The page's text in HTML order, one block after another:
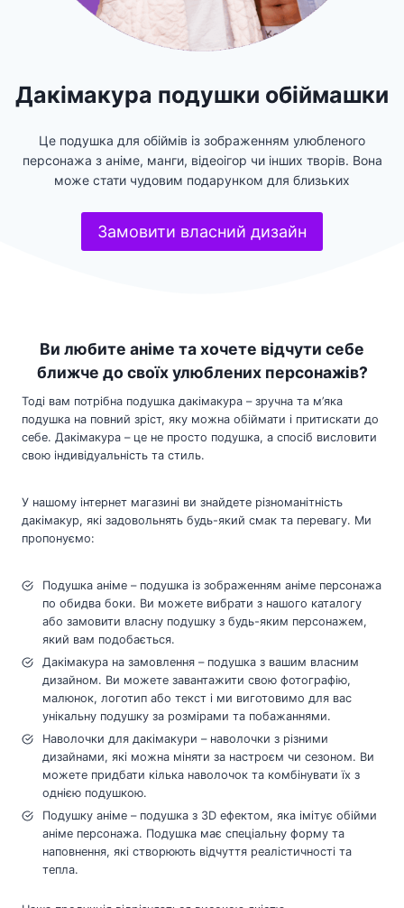
Дакімакура подушки обіймашки
Це подушка для обіймів із зображенням улюбленого
персонажа з аніме, манги, відеоігор чи інших творів. Вона
може стати чудовим подарунком для близьких
Замовити власний дизайн
Ви любите аніме та хочете відчути себе
ближче до своїх улюблених персонажів?
Тоді вам потрібна подушка дакімакура – зручна та м’яка
подушка на повний зріст, яку можна обіймати і притискати до
себе. Дакімакура – це не просто подушка, а спосіб висловити
свою індивідуальність та стиль.
У нашому інтернет магазині ви знайдете різноманітність
дакімакур, які задовольнять будь-який смак та перевагу. Ми
пропонуємо:
Подушка аніме – подушка із зображенням аніме персонажа
по обидва боки. Ви можете вибрати з нашого каталогу
або замовити власну подушку з будь-яким персонажем,
який вам подобається.
Дакімакура на замовлення – подушка з вашим власним
дизайном. Ви можете завантажити свою фотографію,
малюнок, логотип або текст і ми виготовимо для вас
унікальну подушку за розмірами та побажаннями.
Наволочки для дакімакури – наволочки з різними
дизайнами, які можна міняти за настроєм чи сезоном. Ви
можете придбати кілька наволочок та комбінувати їх з
однією подушкою.
Подушку аніме – подушка з 3D ефектом, яка імітує обійми
аніме персонажа. Подушка має спеціальну форму та
наповнення, які створюють відчуття реалістичності та
тепла.